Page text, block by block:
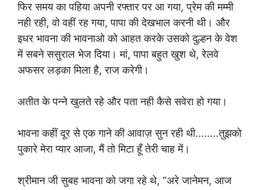
फिर समय का पहिया अपनी रफ्तार पर आ गया, प्रेम की मम्मी
नही रही, वो वहीं रह गया, पापा की देखभाल करनी थी। और
इधर भावना की भावनाओ को आहत करके उसको दुल्हन के वेश
में सबने ससुराल भेज दिया। मां, पापा बहुत खुश थे, रेलवे
अफसर लड़का मिला है, राज करेगी।
अतीत के पन्ने खुलते रहे और पता नही कैसे सवेरा हो गया।
भावना कहीं दूर से एक गाने की आवाज़ सुन रही थी……..तुझको
पुकारे मेरा प्यार आजा, मैं तो मिटा हूँ तेरी चाह में।
श्रीमान जी सुबह भावना को जगा रहे थे, “अरे जानेमन, आज